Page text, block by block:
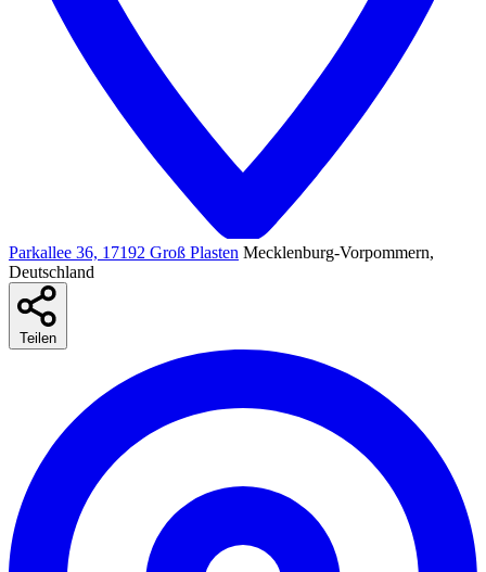
Parkallee 36, 17192 Groß Plasten Mecklenburg-Vorpommern,
Deutschland
Teilen